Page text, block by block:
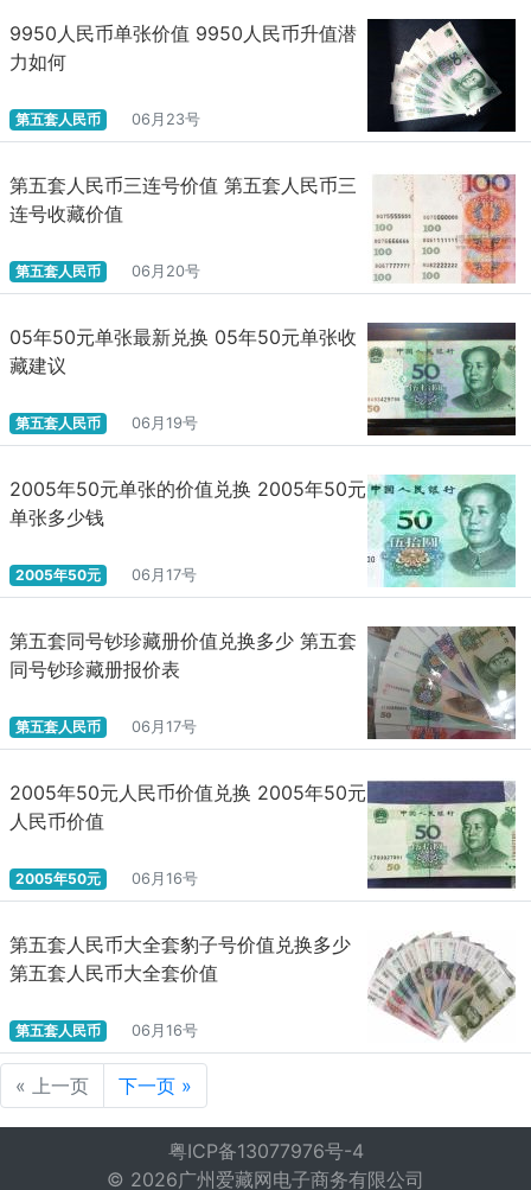
货币：运行框架与技术解析》，还有一些局限性和欠缺，主要是：
(1)对中国央行数字货币的技术基础发掘不足;(2)没有探讨中国央行数
字货币在国内实施所需要的历史和制度前提，以及实施之后所面临
的风险;(3)推断世界对中国央行数字货币实施的可能反应和对策。
展”。货币数字化，尤其是央行法定数字货币，都将推动人类货币形
态的加速改变和发展。
朱嘉明
2019年10月23日
摘要
中国央行数字货币的基本框架：
1. 是中央银行的负债，由中央银行进行信用担保，具有无限法
偿性(即不能拒绝接受央行数字货币)，是现有货币体系的有效补充。
2. 央行数字货币的投放模式为“双层运营体系”：上层是央行对
商业银行，下层是商业银行对公众。央行按照100%准备金制将央行
换给公众。
中国央行数字货币的技术准备：
央行4家机构共申请了84条与数字货币相关的专利(截至2019年
的研发工作进行了有前瞻性的布局且研发时间跨度较长，已经为中
国法定数字货币的发行做了充分准备工作。
其他国家的央行数字货币实验：
(截至2019年9月)，有6家央行已发行数字货币，8家计划推出，9家
处于研究中，2家暂不考虑，3家明确反对央行数字货币。各国央行
研究探索数字货币的直接动机包括减少对美元的依赖、抵制美国经
济制裁以维护国内经济平稳，或者追求金融科技发展，改善现有体
系以及维护现有货币体系的稳定。
2019年6月，由Facebook主导的加密货币项目Libra发布白皮
书，宣称要建立一套简单的全球货币和金融基础设施，为数十亿人
服务。横空出世的Libra，被很多人视为是对现有金融和货币体系的
9950人民币单张价值 9950人民币升值潜
力如何
第五套人民币 06月23号
第五套人民币三连号价值 第五套人民币三
连号收藏价值
第五套人民币 06月20号
05年50元单张最新兑换 05年50元单张收
藏建议
第五套人民币 06月19号
2005年50元单张的价值兑换 2005年50元
单张多少钱
2005年50元 06月17号
第五套同号钞珍藏册价值兑换多少 第五套
同号钞珍藏册报价表
第五套人民币 06月17号
2005年50元人民币价值兑换 2005年50元
人民币价值
2005年50元 06月16号
第五套人民币大全套豹子号价值兑换多少
第五套人民币大全套价值
第五套人民币 06月16号
« 上一页 下一页 »
粤ICP备13077976号-4
© 2026广州爱藏网电子商务有限公司